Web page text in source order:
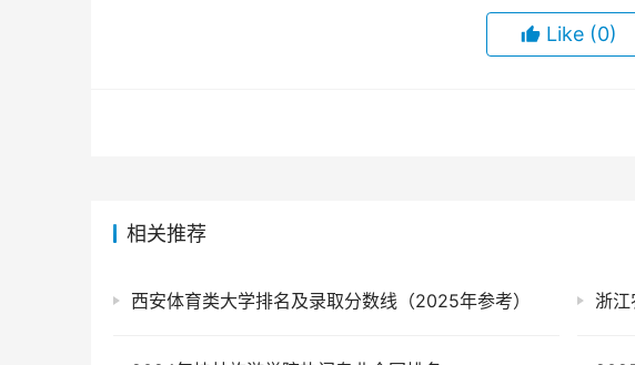
Like (0)
相关推荐
西安体育类大学排名及录取分数线（2025年参考） 浙